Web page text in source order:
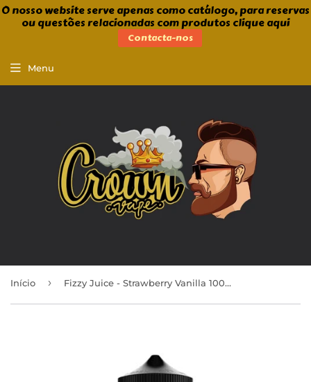
O nosso website serve apenas como catálogo, para reservas
ou questões relacionadas com produtos clique aqui
Contacta-nos
Menu
Início › Fizzy Juice - Strawberry Vanilla 100ml Shortfill